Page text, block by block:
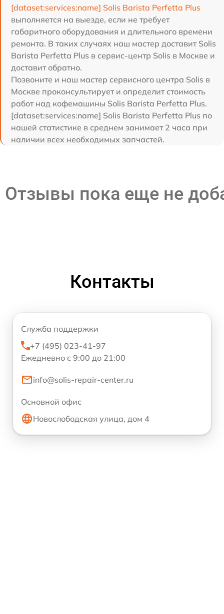
[dataset:services:name] Solis Barista Perfetta Plus
выполняется на выезде, если не требует
габаритного оборудования и длительного времени
ремонта. В таких случаях наш мастер доставит Solis
Barista Perfetta Plus в сервис-центр Solis в Москве и
доставит обратно.
Позвоните и наш мастер сервисного центра Solis в
Москве проконсультирует и определит стоимость
работ над кофемашины Solis Barista Perfetta Plus.
[dataset:services:name] Solis Barista Perfetta Plus по
нашей статистике в среднем занимает 2 часа при
наличии всех необходимых запчастей.
Отзывы пока еще не
Контакты
Служба поддержки
+7 (495) 023-41-97
Ежедневно с 9:00 до 21:00
info@solis-repair-center.ru
Основной офис
Новослободская улица, дом 4